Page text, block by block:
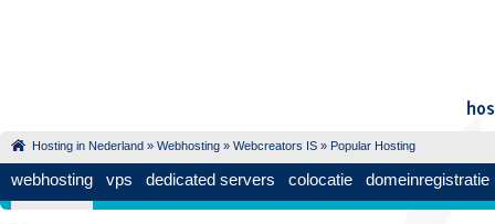
Hosting in Nederland » Webhosting » Webcreators IS » Popular Hosting
webhosting vps dedicated servers colocatie domeinregistratie